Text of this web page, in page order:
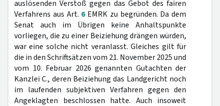
auslösenden Verstoß gegen das Gebot des fairen
Verfahrens aus Art. 6EMRK zu begründen. Da dem
Senat auch im Übrigen keine Anhaltspunkte
vorliegen, die zu einer Beiziehung drängen würden,
war eine solche nicht veranlasst. Gleiches gilt für
die in den Schriftsätzen vom 21. November 2025 und
vom 10. Februar 2026 genannten Gutachten der
Kanzlei C., deren Beiziehung das Landgericht noch
im laufenden subjektiven Verfahren gegen den
Angeklagten beschlossen hatte. Auch insoweit